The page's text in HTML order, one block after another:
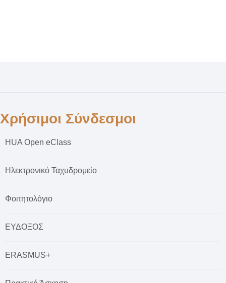
Χρήσιμοι Σύνδεσμοι
HUA Open eClass
Ηλεκτρονικό Ταχυδρομείο
Φοιτητολόγιο
ΕΥΔΟΞΟΣ
ERASMUS+